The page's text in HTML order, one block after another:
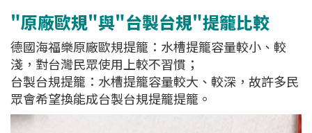
"原廠歐規"與"台製台規"提籠比較
德國海福樂原廠歐規提籠：水槽提籠容量較小、較
淺，對台灣民眾使用上較不習慣；
台製台規提籠：水槽提籠容量較大、較深，故許多民
眾會希望換能成台製台規提籠提籠。